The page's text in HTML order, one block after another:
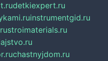
detkiexpert.ru
instrumentgid.ru
stroimaterials.ru
chastnyjdom.ru